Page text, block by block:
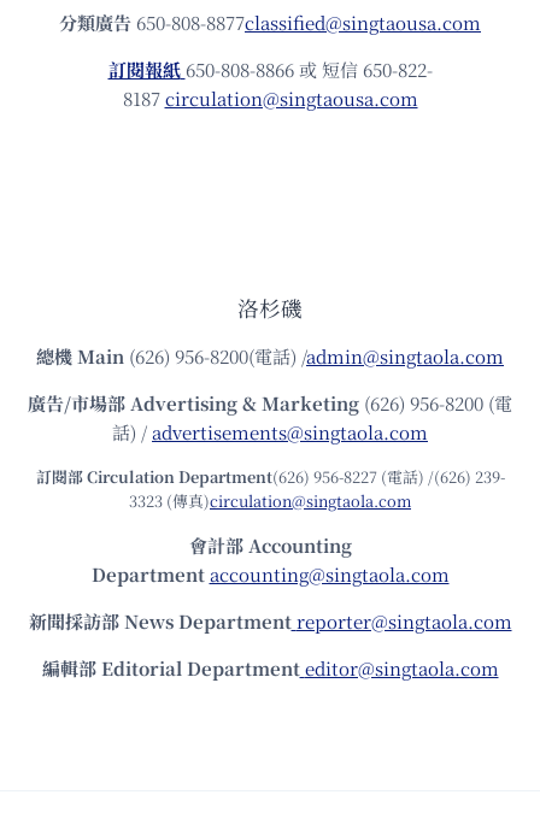
分類廣告 650-808-8877classified@singtaousa.com
訂閱報紙 650-808-8866 或 短信 650-822-
8187circulation@singtaousa.com
洛杉磯
總機Main (626) 956-8200(電話) /admin@singtaola.com
廣告/市場部Advertising & Marketing (626) 956-8200 (電
話) /advertisements@singtaola.com
訂閱部 Circulation Department(626) 956-8227 (電話) /(626) 239-
3323 (傳真)circulation@singtaola.com
會計部 Accounting
Department accounting@singtaola.com
新聞採訪部 News Department reporter@singtaola.com
編輯部 Editorial Department editor@singtaola.com